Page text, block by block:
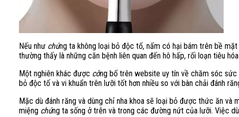
Nếu như chúng ta không loại bỏ độc tố, nấm có hại bám trên bề mặt
thường thấy là những căn bệnh liên quan đến hô hấp, rối loạn tiêu
Một nghiên khác được công bố trên website uy tín về chăm sóc
bỏ độc tố và vi khuẩn trên lưỡi tốt hơn nhiều so với bàn chải đánh
Mặc dù đánh răng và dùng chỉ nha khoa sẽ loại bỏ được thức ăn
miệng chúng ta sống ở trên và trong các đường nứt của lưỡi. Việc